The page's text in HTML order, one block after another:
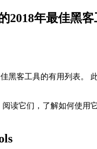
2018年最佳黑
黑客工具的有用列表
读它们，了解如何使